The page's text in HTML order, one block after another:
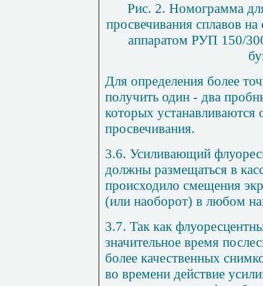
Рис. 2. Номограмма
просвечивания сплавов
аппаратом РУП 150/
Для определения более
получить один - два
которых
просвечивания.
3.6. Усиливающий
должны размещаться в
происходило смещения
(или наоборот) в любом
3.7. Так как
значительное время
более качественных
во времени действие